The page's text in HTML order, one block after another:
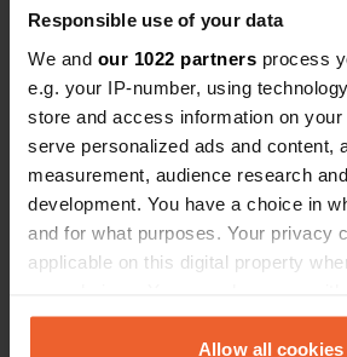
Responsible use of your data
We and our 1022 partners process
e.g. your IP-number, using
store and access information on
serve personalized ads and content,
measurement, audience research
development. You have a choice in
and for what purposes. Your privacy
applicable on this digital property
any time from the Cookie
the Privacy trigger icon.Allow all cookies
50.99196 8.25484
Sitecode
106326
Upgrade naarPRO+
voor alle contactgegevens
Kaart